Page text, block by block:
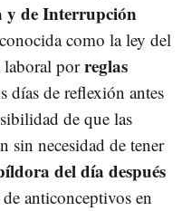
y de Interrupción
como la ley del
laboral porreglas
días de reflexión antes
de que las
sin necesidad de tener
del día después
anticonceptivos en